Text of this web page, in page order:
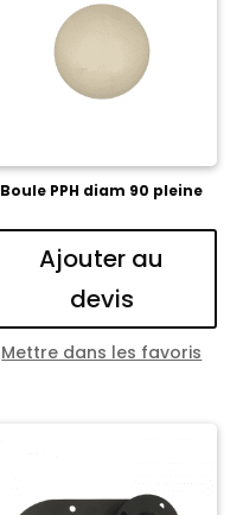
Boule PPH diam 90 pleine
Ajouter au
devis
Mettre dans les favoris